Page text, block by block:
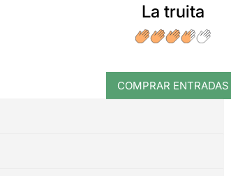
La truita
COMPRAR ENTRADAS